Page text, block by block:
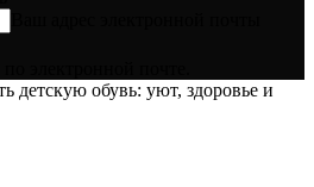
детскую обувь: уют, здоровье и